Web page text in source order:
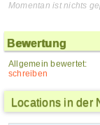
Momentan ist nichts
Bewertung
Allgemein bewertet:
schreiben
Locations in der